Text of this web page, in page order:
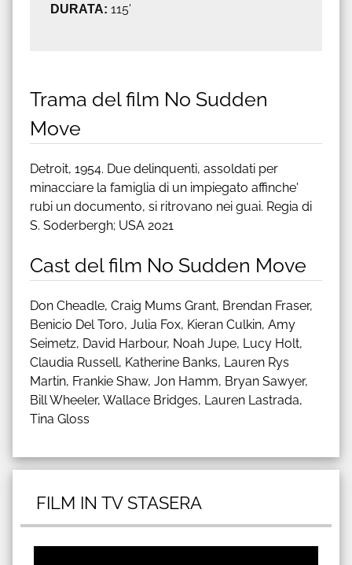
DURATA: 115'
Trama del film No Sudden
Move
Detroit, 1954. Due delinquenti, assoldati per
minacciare la famiglia di un impiegato affinche'
rubi un documento, si ritrovano nei guai. Regia di
S. Soderbergh; USA 2021
Cast del film No Sudden Move
Don Cheadle, Craig Mums Grant, Brendan Fraser,
Benicio Del Toro, Julia Fox, Kieran Culkin, Amy
Seimetz, David Harbour, Noah Jupe, Lucy Holt,
Claudia Russell, Katherine Banks, Lauren Rys
Martin, Frankie Shaw, Jon Hamm, Bryan Sawyer,
Bill Wheeler, Wallace Bridges, Lauren Lastrada,
Tina Gloss
FILM IN TV STASERA